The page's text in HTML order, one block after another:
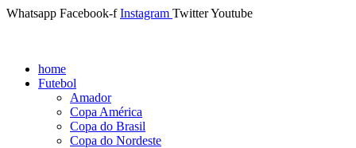
Whatsapp Facebook-f Instagram TwitterYoutube
home
Futebol
Amador
Copa América
Copa do Brasil
Copa do Nordeste